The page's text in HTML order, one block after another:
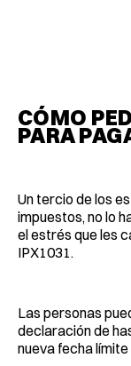
CÓMO
PARA
Un tercio de los
impuestos, no lo
el estrés que les
IPX1031.
Las personas
declaración de
nueva fecha